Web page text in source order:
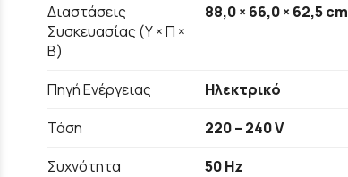
Διαστάσεις
Συσκευασίας (Υ × Π ×
Β)
88,0 × 66,0 × 62,5 cm
Πηγή Ενέργειας
Ηλεκτρικό
Τάση
220 – 240 V
Συχνότητα
50 Hz